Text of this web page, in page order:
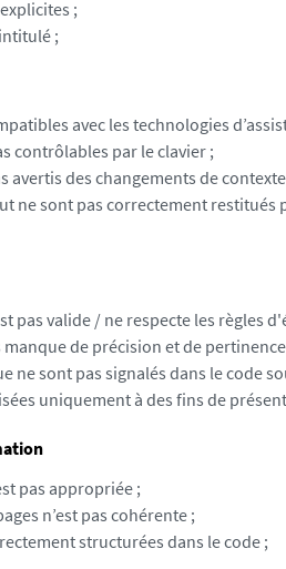
;
;
avec les technologies
contrôlables par le clavier ;
avertis des changements de
ne sont pas correctement restitués
pas valide / ne respecte les règles
de précision et de
ne sont pas signalés dans le code
uniquement à des fins de
pas appropriée ;
n’est pas cohérente ;
structurées dans le code ;